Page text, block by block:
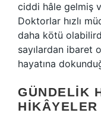
ciddi hâle gelmiş
Doktorlar hızlı
daha kötü
sayılardan ibaret
hayatına
GÜNDELIK